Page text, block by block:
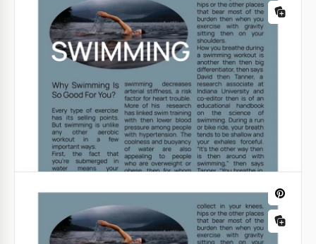
Articolo di street art in bianco e nero
Immergiti nell'energia urbana e cruda con il modello
di articolo Street Art in bianco e nero.
Google Docs
Articolo bianco creativo